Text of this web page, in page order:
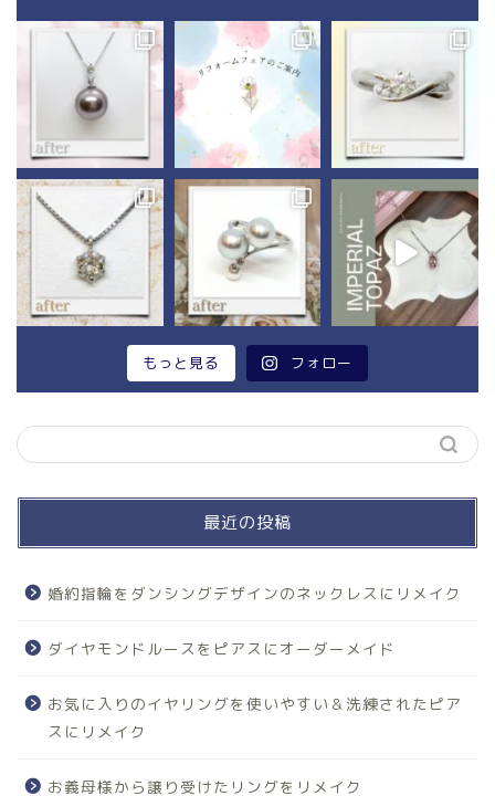
もっと見る フォロー
最近の投稿
婚約指輪をダンシングデザインのネックレスにリメイク
ダイヤモンドルースをピアスにオーダーメイド
お気に入りのイヤリングを使いやすい＆洗練されたピア
スにリメイク
お義母様から譲り受けたリングをリメイク